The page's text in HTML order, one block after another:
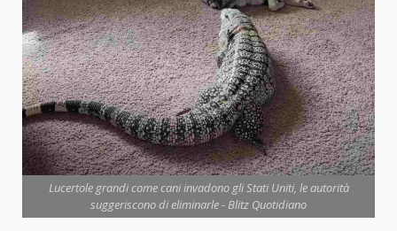
Lucertole grandi come cani invadono gli Stati Uniti, le autorità
suggeriscono di eliminarle - Blitz Quotidiano